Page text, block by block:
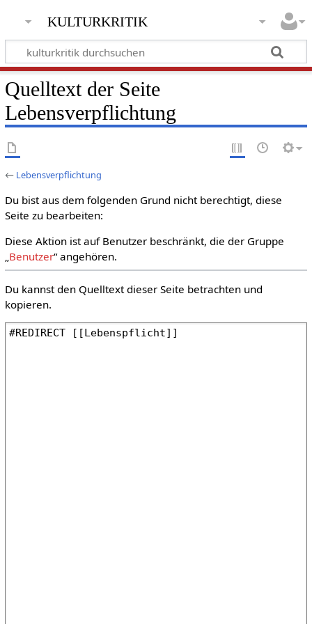
kulturkritik
Quelltext der Seite
Lebensverpflichtung
← Lebensverpflichtung
Du bist aus dem folgenden Grund nicht berechtigt, diese
Seite zu bearbeiten:
Diese Aktion ist auf Benutzer beschränkt, die der Gruppe
„Benutzer“ angehören.
Du kannst den Quelltext dieser Seite betrachten und
kopieren.